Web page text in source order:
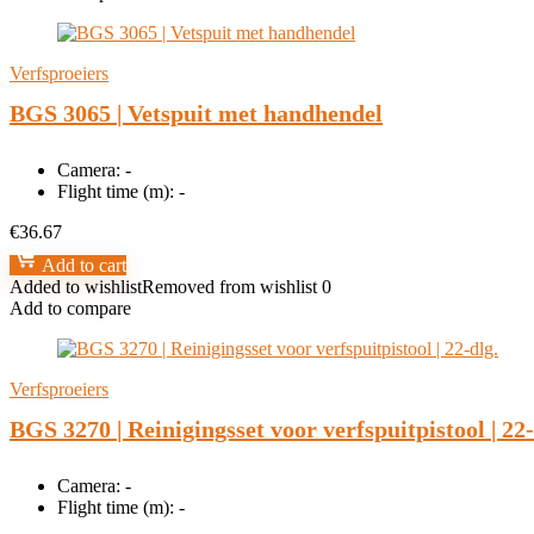
Verfsproeiers
BGS 3065 | Vetspuit met handhendel
Camera: -
Flight time (m): -
€36.67
Add to cart
Added to wishlistRemoved from wishlist 0
Add to compare
Verfsproeiers
BGS 3270 | Reinigingsset voor verfspuitpistool |
Camera: -
Flight time (m): -